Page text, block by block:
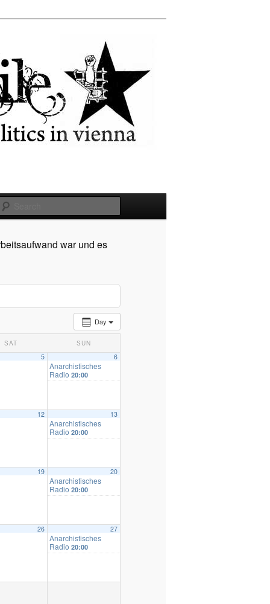
war und es
Day
SAT SUN
5 6
Anarchistisches
Radio 20:00
12 13
Anarchistisches
Radio 20:00
19 20
Anarchistisches
Radio 20:00
26 27
Anarchistisches
Radio 20:00